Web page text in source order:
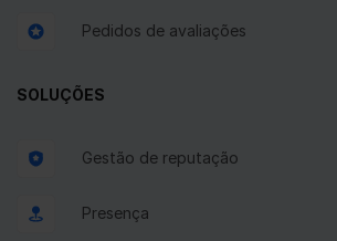
Pedidos de avaliações
SOLUÇÕES
Gestão de reputação
Presença